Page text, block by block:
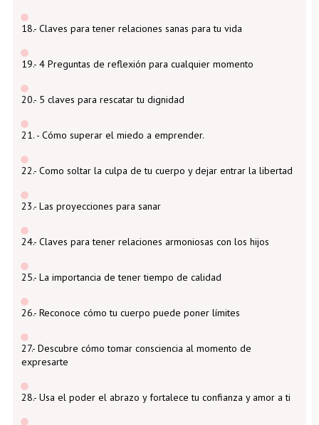
18.- Claves para tener relaciones sanas para tu vida
19.- 4 Preguntas de reflexión para cualquier momento
20.- 5 claves para rescatar tu dignidad
21. - Cómo superar el miedo a emprender.
22.- Como soltar la culpa de tu cuerpo y dejar entrar la libertad
23.- Las proyecciones para sanar
24.- Claves para tener relaciones armoniosas con los hijos
25.- La importancia de tener tiempo de calidad
26.- Reconoce cómo tu cuerpo puede poner límites
27.- Descubre cómo tomar consciencia al momento de
expresarte
28.- Usa el poder el abrazo y fortalece tu confianza y amor a ti